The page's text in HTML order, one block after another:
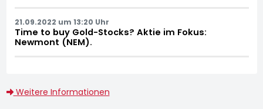
21.09.2022 um 13:20 Uhr
Time to buy Gold-Stocks? Aktie im Fokus:
Newmont (NEM).
Weitere Informationen